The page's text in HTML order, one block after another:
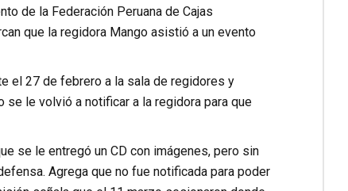
de la Federación Peruana de Cajas
que la regidora Mango asistió a un evento
el 27 de febrero a la sala de regidores y
le volvió a notificar a la regidora para que
se le entregó un CD con imágenes, pero sin
Agrega que no fue notificada para poder